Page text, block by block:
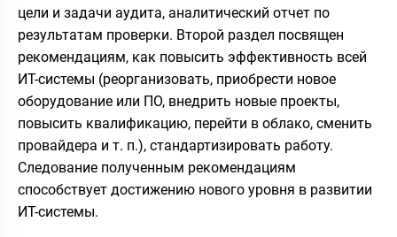
цели и задачи аудита, аналитический отчет по
результатам проверки. Второй раздел посвящен
рекомендациям, как повысить эффективность всей
ИТ-системы (реорганизовать, приобрести новое
оборудование или ПО, внедрить новые проекты,
повысить квалификацию, перейти в облако, сменить
провайдера и т. п.), стандартизировать работу.
Следование полученным рекомендациям
способствует достижению нового уровня в развитии
ИТ-системы.